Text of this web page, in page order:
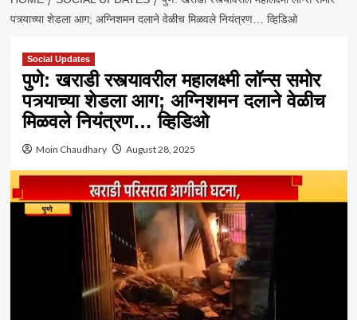
पत्र्याच्या शेडला आग; अग्निशमन दलाने वेळीच मिळवले नियंत्रण… व्हिडिओ
Social Updates
पुणे: खराडी रस्त्यावरील महालक्ष्मी लॉन्स समोर
पत्र्याच्या शेडला आग; अग्निशमन दलाने वेळीच
मिळवले नियंत्रण… व्हिडिओ
Moin Chaudhary August 28, 2025